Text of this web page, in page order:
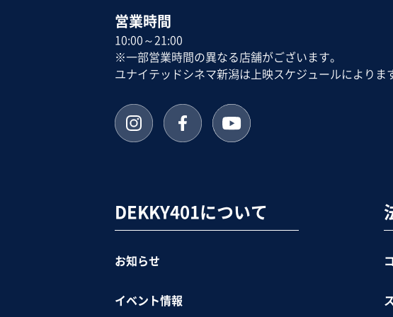
営業時間
10:00～21:00
※一部営業時間の異なる店舗がございます。
ユナイテッドシネマ新潟は上映スケジュールによりま
DEKKY401について
お知らせ
イベント情報